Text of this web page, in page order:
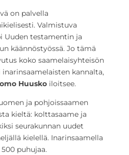
on palvella
Valmistuva
Uuden testamentin ja
käännöstyössä. Jo tämä
koko saamelaisyhteisön
kannalta,
Huusko iloitsee.
ja pohjoissaamen
kieltä: kolttasaame ja
seurakunnan uudet
kielellä. Inarinsaamella
puhujaa.